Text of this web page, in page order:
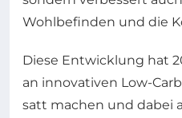
Wohlbefinden und die
Diese Entwicklung hat
an innovativen Low-
satt machen und dabei